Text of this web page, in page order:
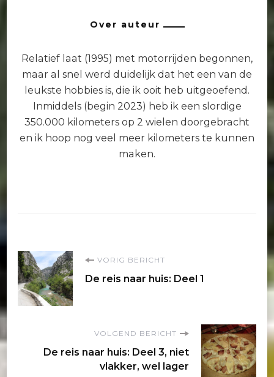
Over auteur
Relatief laat (1995) met motorrijden begonnen,
maar al snel werd duidelijk dat het een van de
leukste hobbies is, die ik ooit heb uitgeoefend.
Inmiddels (begin 2023) heb ik een slordige
350.000 kilometers op 2 wielen doorgebracht
en ik hoop nog veel meer kilometers te kunnen
maken.
Bericht
navigatie
VORIG BERICHT
De reis naar huis: Deel 1
VOLGEND BERICHT
De reis naar huis: Deel 3, niet
vlakker, wel lager